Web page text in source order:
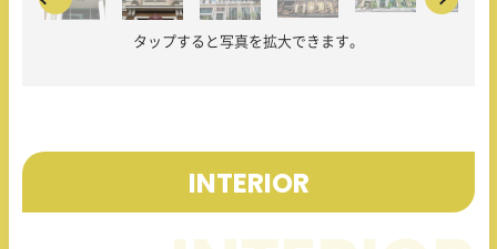
タップすると写真を拡大できます。
INTERIOR